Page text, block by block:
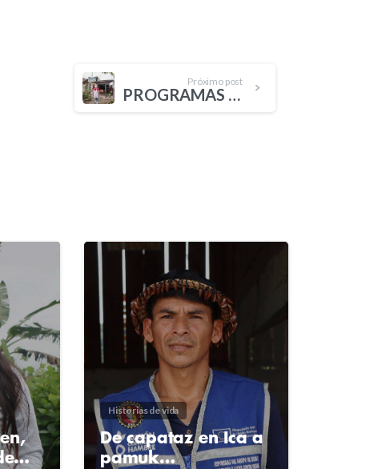
Próximo post
PROGRAMAS SOCIALES CAPACITAN A JÓVENES Y MUJERES PARA INSERTARLOS AL MERCADO LABORAL
Historias de vida
De capataz en Ica a
pamuk…